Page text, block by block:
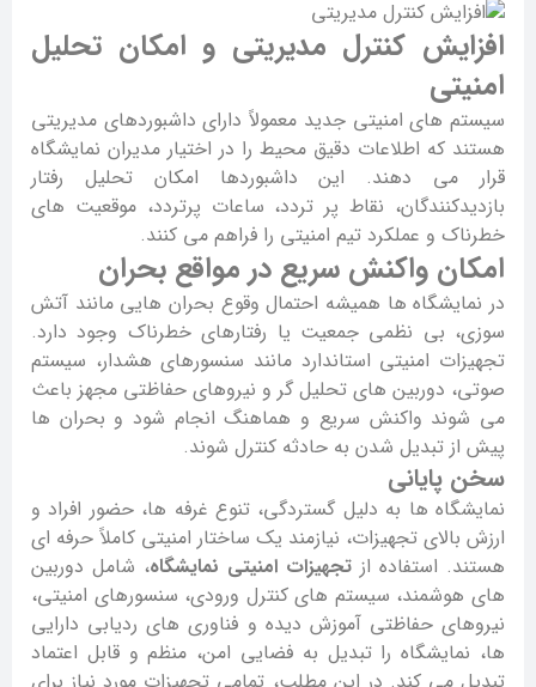
افزایش کنترل مدیریتی و امکان تحلیل
امنیتی
سیستم های امنیتی جدید معمولاً دارای داشبوردهای مدیریتی
هستند که اطلاعات دقیق محیط را در اختیار مدیران نمایشگاه
قرار می دهند. این داشبوردها امکان تحلیل رفتار
بازدیدکنندگان، نقاط پر تردد، ساعات پرتردد، موقعیت های
خطرناک و عملکرد تیم امنیتی را فراهم می کنند.
امکان واکنش سریع در مواقع بحران
در نمایشگاه ها همیشه احتمال وقوع بحران هایی مانند آتش
سوزی، بی نظمی جمعیت یا رفتارهای خطرناک وجود دارد.
تجهیزات امنیتی استاندارد مانند سنسورهای هشدار، سیستم
صوتی، دوربین های تحلیل گر و نیروهای حفاظتی مجهز باعث
می شوند واکنش سریع و هماهنگ انجام شود و بحران ها
پیش از تبدیل شدن به حادثه کنترل شوند.
سخن پایانی
نمایشگاه ها به دلیل گستردگی، تنوع غرفه ها، حضور افراد و
ارزش بالای تجهیزات، نیازمند یک ساختار امنیتی کاملاً حرفه ای
هستند. استفاده از تجهیزات امنیتی نمایشگاه، شامل دوربین
های هوشمند، سیستم های کنترل ورودی، سنسورهای امنیتی،
نیروهای حفاظتی آموزش دیده و فناوری های ردیابی دارایی
ها، نمایشگاه را تبدیل به فضایی امن، منظم و قابل اعتماد